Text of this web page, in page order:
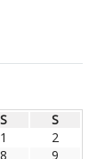
S
S
1
2
8
9